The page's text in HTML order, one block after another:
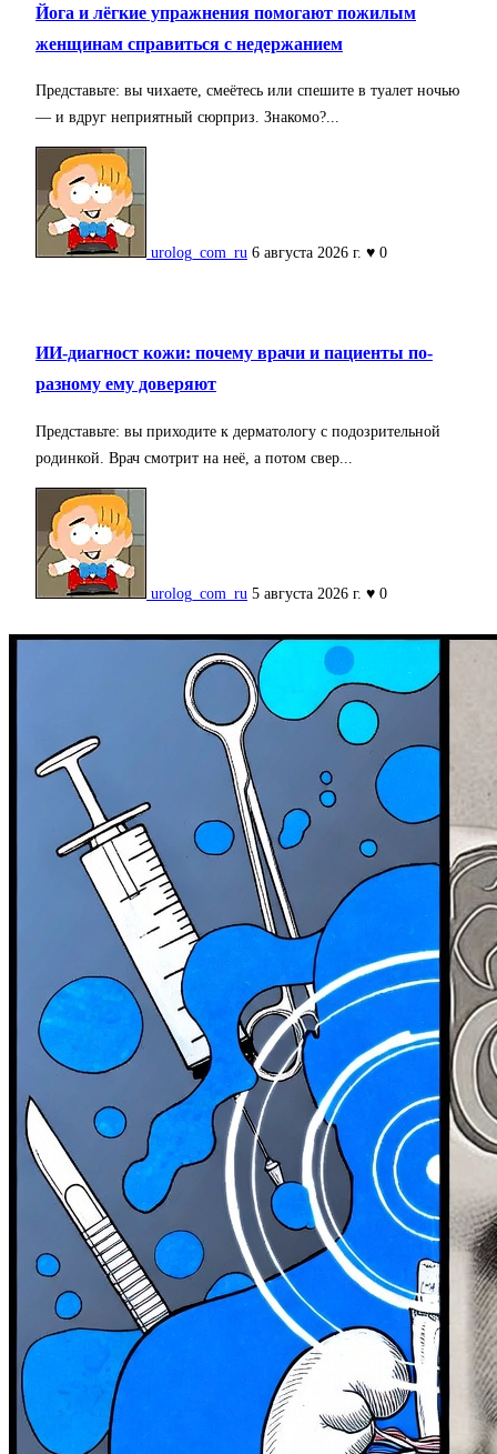
Йога и лёгкие упражнения помогают пожилым
женщинам справиться с недержанием
Представьте: вы чихаете, смеётесь или спешите в туалет ночью
— и вдруг неприятный сюрприз. Знакомо?...
urolog_com_ru 6 августа 2026 г. ♥ 0
ИИ-диагност кожи: почему врачи и пациенты по-
разному ему доверяют
Представьте: вы приходите к дерматологу с подозрительной
родинкой. Врач смотрит на неё, а потом свер...
urolog_com_ru 5 августа 2026 г. ♥ 0